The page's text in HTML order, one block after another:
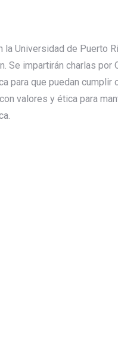
Universidad de Puerto
Se impartirán charlas por
para que puedan
valores y ética para